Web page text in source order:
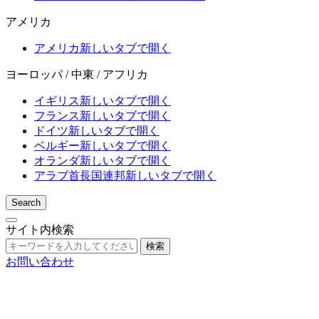
アメリカ
アメリカ新しいタブで開く
ヨーロッパ / 中東 / アフリカ
イギリス新しいタブで開く
フランス新しいタブで開く
ドイツ新しいタブで開く
ベルギー新しいタブで開く
オランダ新しいタブで開く
アラブ首長国連邦新しいタブで開く
Search
サイト内検索
検索
お問い合わせ